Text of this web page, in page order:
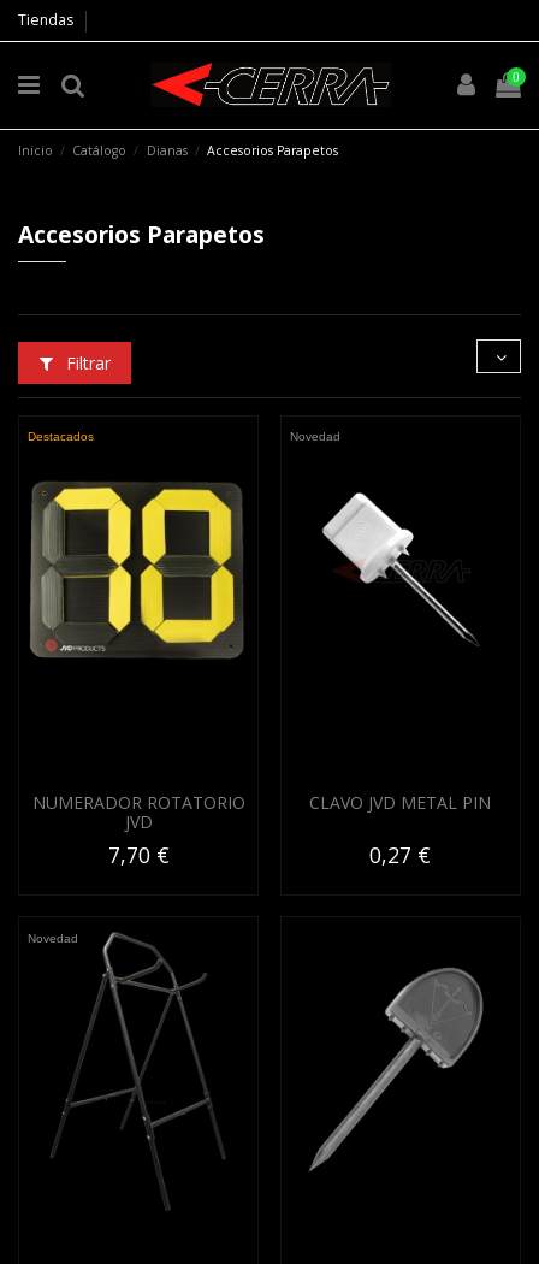
Tiendas
0
Inicio Catálogo Dianas Accesorios Parapetos
Accesorios Parapetos
Filtrar
Destacados
NUMERADOR ROTATORIO
JVD
7,70 €
Novedad
CLAVO JVD METAL PIN
0,27 €
Novedad